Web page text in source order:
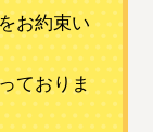
お約束い
ておりま